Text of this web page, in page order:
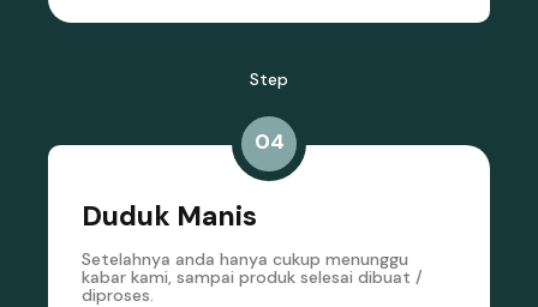
Step
04
Duduk Manis
Setelahnya anda hanya cukup menunggu
kabar kami, sampai produk selesai dibuat /
diproses.